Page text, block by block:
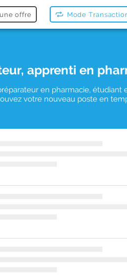
offre Mode
apprenti en
en pharmacie, étudiant
votre nouveau poste en